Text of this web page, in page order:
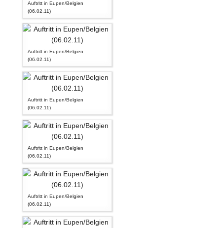
Auftritt in Eupen/Belgien
(06.02.11)
Auftritt in Eupen/Belgien
(06.02.11)
Auftritt in Eupen/Belgien
(06.02.11)
Auftritt in Eupen/Belgien
(06.02.11)
Auftritt in Eupen/Belgien
(06.02.11)